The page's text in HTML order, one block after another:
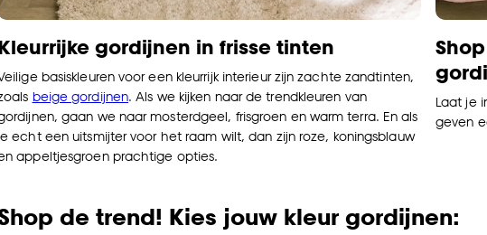
gordijnen in frisse tinten
basiskleuren voor een kleurrijk interieur zijn zachte zandtinten,
beige gordijnen. Als we kijken naar de trendkleuren van
gaan we naar mosterdgeel, frisgroen en warm terra. En als
echt een uitsmijter voor het raam wilt, dan zijn roze, koningsblauw
appeltjesgroen prachtige opties.
Laat je
geven
de trend! Kies jouw kleur gordijnen: